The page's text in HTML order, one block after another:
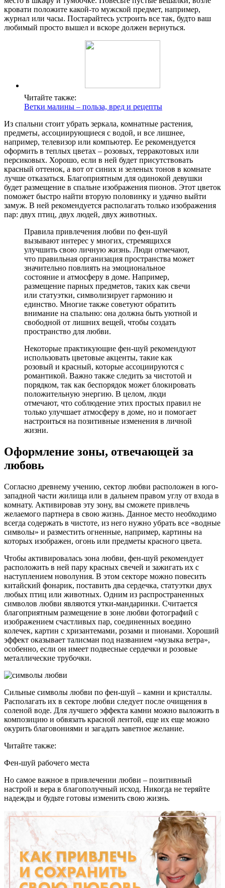
кровати положите какой-то мужской предмет, например,
журнал или часы. Постарайтесь устроить все так, будто ваш
любимый просто вышел и вскоре должен вернуться.
Читайте также:
Ветки малины – польза, вред и рецепты
Из спальни стоит убрать зеркала, комнатные растения,
предметы, ассоциирующиеся с водой, и все лишнее,
например, телевизор или компьютер. Ее рекомендуется
оформить в теплых цветах – розовых, терракотовых или
персиковых. Хорошо, если в ней будет присутствовать
красный оттенок, а вот от синих и зеленых тонов в комнате
лучше отказаться. Благоприятным для одинокой девушки
будет размещение в спальне изображения пионов. Этот цветок
поможет быстро найти вторую половинку и удачно выйти
замуж. В ней рекомендуется располагать только изображения
пар: двух птиц, двух людей, двух животных.
Правила привлечения любви по фен-шуй
вызывают интерес у многих, стремящихся
улучшить свою личную жизнь. Люди отмечают,
что правильная организация пространства может
значительно повлиять на эмоциональное
состояние и атмосферу в доме. Например,
размещение парных предметов, таких как свечи
или статуэтки, символизирует гармонию и
единство. Многие также советуют обратить
внимание на спальню: она должна быть уютной и
свободной от лишних вещей, чтобы создать
пространство для любви.
Некоторые практикующие фен-шуй рекомендуют
использовать цветовые акценты, такие как
розовый и красный, которые ассоциируются с
романтикой. Важно также следить за чистотой и
порядком, так как беспорядок может блокировать
положительную энергию. В целом, люди
отмечают, что соблюдение этих простых правил не
только улучшает атмосферу в доме, но и помогает
настроиться на позитивные изменения в личной
жизни.
Оформление зоны, отвечающей за
любовь
Согласно древнему учению, сектор любви расположен в юго-
западной части жилища или в дальнем правом углу от входа в
комнату. Активировав эту зону, вы сможете привлечь
желаемого партнера в свою жизнь. Данное место необходимо
всегда содержать в чистоте, из него нужно убрать все «водные
символы» и разместить огненные, например, картины на
которых изображен, огонь или предметы красного цвета.
Чтобы активировалась зона любви, фен-шуй рекомендует
расположить в ней пару красных свечей и зажигать их с
наступлением новолуния. В этом секторе можно повесить
китайский фонарик, поставить два сердечка, статуэтки двух
любых птиц или животных. Одним из распространенных
символов любви являются утки-мандаринки. Считается
благоприятным размещение в зоне любви фотографий с
изображением счастливых пар, соединенных воедино
колечек, картин с хризантемами, розами и пионами. Хороший
эффект оказывает талисман под названием «музыка ветра»,
особенно, если он имеет подвесные сердечки и розовые
металлические трубочки.
Сильные символы любви по фен-шуй – камни и кристаллы.
Располагать их в секторе любви следует после очищения в
соленой воде. Для лучшего эффекта камни можно выложить в
композицию и обвязать красной лентой, еще их еще можно
окурить благовониями и загадать заветное желание.
Читайте также:
Фен-шуй рабочего места
Но самое важное в привлечении любви – позитивный
настрой и вера в благополучный исход. Никогда не теряйте
надежды и будьте готовы изменить свою жизнь.